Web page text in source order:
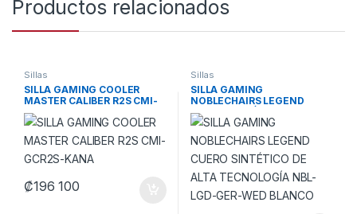
Productos relacionados
Sillas
SILLA GAMING COOLER
MASTER CALIBER R2S CMI-
GCR2S-KANA
₡196 100
Sillas
SILLA GAMING
NOBLECHAIRS LEGEND
CUERO SINTÉTICO DE ALTA
TECNOLOGÍA NBL-LGD-
GER-WED BLANCO